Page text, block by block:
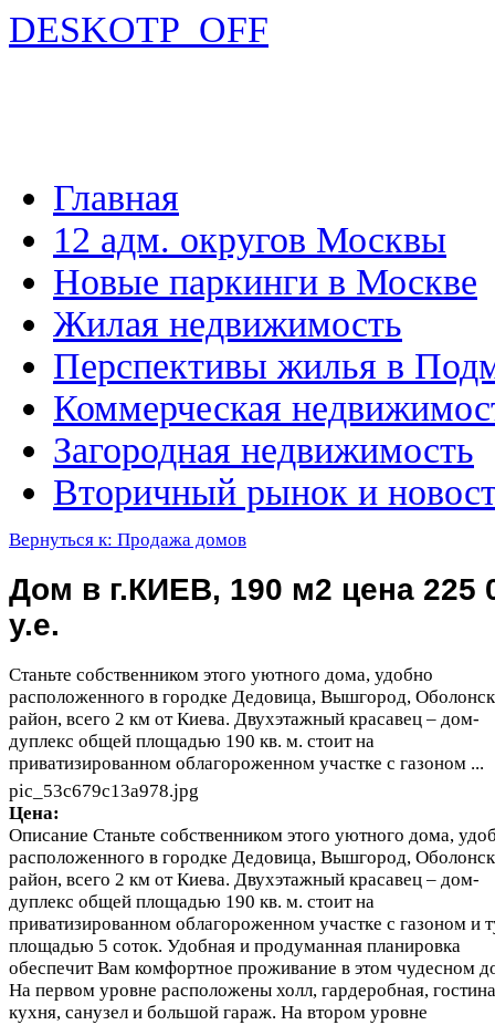
DESKOTP_OFF
Главная
12 адм. округов Москвы
Новые паркинги в Москве
Жилая недвижимость
Перспективы жилья в
Коммерческая
Загородная недвижимость
Вторичный рынок и
Вернуться к: Продажа домов
Дом в г.КИЕВ, 190 м2 цена 225
у.е.
Станьте собственником этого уютного дома, удобно
расположенного в городке Дедовица, Вышгород,
район, всего 2 км от Киева. Двухэтажный красавец – дом-
дуплекс общей площадью 190 кв. м. стоит на
приватизированном облагороженном участке с газоном ...
pic_53c679c13a978.jpg
Цена:
Описание Станьте собственником этого уютного дома,
расположенного в городке Дедовица, Вышгород,
район, всего 2 км от Киева. Двухэтажный красавец – дом-
дуплекс общей площадью 190 кв. м. стоит на
приватизированном облагороженном участке с газоном и
площадью 5 соток. Удобная и продуманная планировка
обеспечит Вам комфортное проживание в этом чудесном
На первом уровне расположены холл, гардеробная,
кухня, санузел и большой гараж. На втором уровне